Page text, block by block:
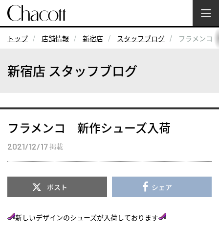
トップ 店舗情報 新宿店 スタッフブログ フラメンコ
新宿店 スタッフブログ
フラメンコ 新作シューズ入荷
2021/12/17掲載
ポスト シェア
新しいデザインのシューズが入荷しております